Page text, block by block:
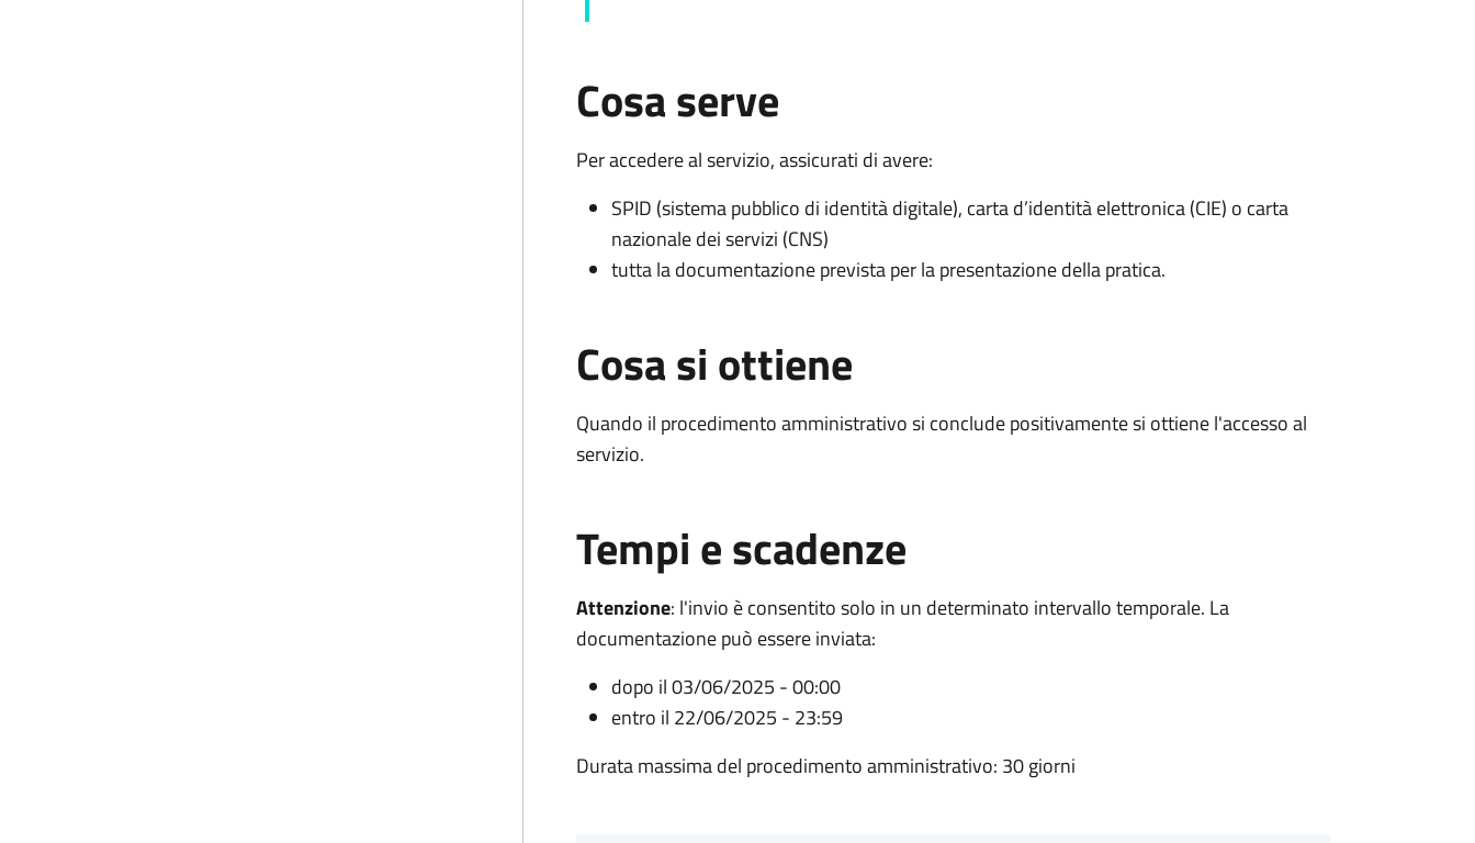
Cosa serve
Per accedere al servizio, assicurati di avere:
SPID (sistema pubblico di identità digitale), carta d’identità elettronica (CIE) o carta
nazionale dei servizi (CNS)
tutta la documentazione prevista per la presentazione della pratica.
Cosa si ottiene
Quando il procedimento amministrativo si conclude positivamente si ottiene l'accesso al
servizio.
Tempi e scadenze
Attenzione: l'invio è consentito solo in un determinato intervallo temporale. La
documentazione può essere inviata:
dopo il 03/06/2025 - 00:00
entro il 22/06/2025 - 23:59
Durata massima del procedimento amministrativo: 30 giorni